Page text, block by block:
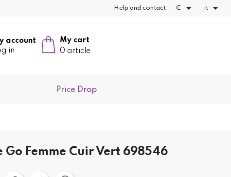
Help and contact €  it 
My cart
0 article
account
in
Price Drop
Go Femme Cuir Vert 698546